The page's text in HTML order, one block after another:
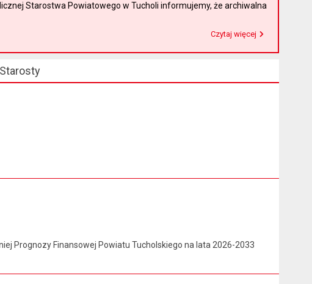
Starostwa Powiatowego w Tucholi informujemy, że archiwalna
Czytaj więcej
Prognozy Finansowej Powiatu Tucholskiego na lata 2026-2033